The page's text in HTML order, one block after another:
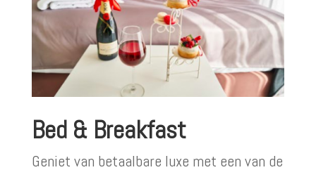
Bed & Breakfast
Geniet van betaalbare luxe met een van de